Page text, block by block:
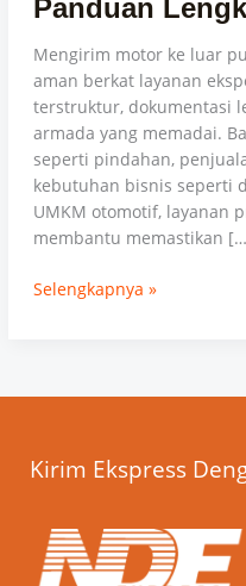
Panduan
Mengirim motor ke luar
aman berkat layanan
terstruktur, dokumentasi
armada yang memadai.
seperti pindahan,
kebutuhan bisnis seperti
UMKM otomotif, layanan
membantu memastikan
Selengkapnya »
Kirim Ekspress